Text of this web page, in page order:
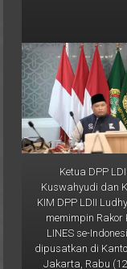
Ketua DPP
Kuswahyudi dan
KIM DPP LDII
memimpin Rakor
LINES se-
dipusatkan di
Jakarta, Rabu
LINES